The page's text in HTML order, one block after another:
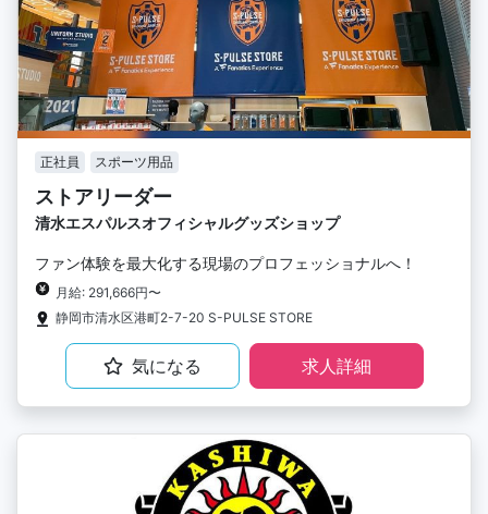
正社員 スポーツ用品
ストアリーダー
清水エスパルスオフィシャルグッズショップ
ファン体験を最大化する現場のプロフェッショナルへ！
月給: 291,666円〜
静岡市清水区港町2-7-20 S-PULSE STORE
気になる 求人詳細